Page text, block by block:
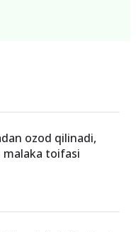
ozod qilinadi,
malaka toifasi